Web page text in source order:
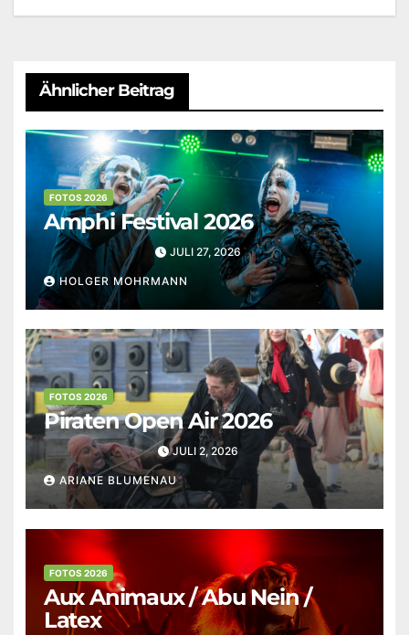
Ähnlicher Beitrag
FOTOS 2026
Amphi Festival 2026
JULI 27, 2026
HOLGER MOHRMANN
FOTOS 2026
Piraten Open Air 2026
JULI 2, 2026
ARIANE BLUMENAU
FOTOS 2026
Aux Animaux / Abu Nein /
Latex